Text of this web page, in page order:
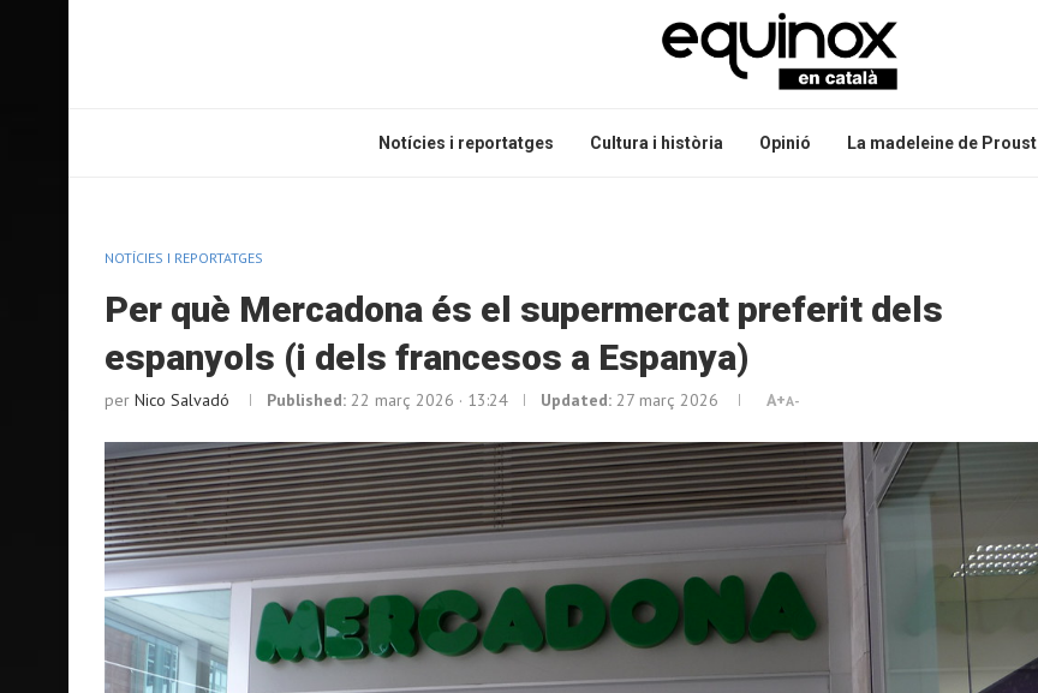
Notícies i reportatges Cultura i història Opinió La madeleine de Proust
NOTÍCIES I REPORTATGES
Per què Mercadona és el supermercat preferit dels
espanyols (i dels francesos a Espanya)
per Nico Salvadó Published: 22 març 2026 · 13:24 Updated: 27 març 2026 A+A-